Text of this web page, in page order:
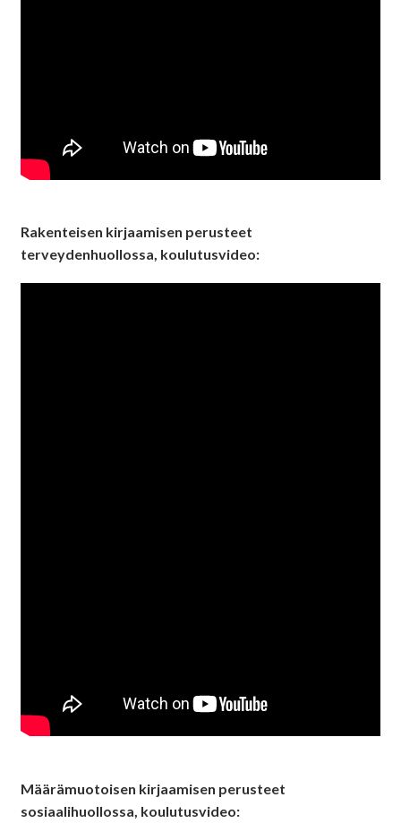
Rakenteisen kirjaamisen perusteet
terveydenhuollossa, koulutusvideo:
Määrämuotoisen kirjaamisen perusteet
sosiaalihuollossa, koulutusvideo: